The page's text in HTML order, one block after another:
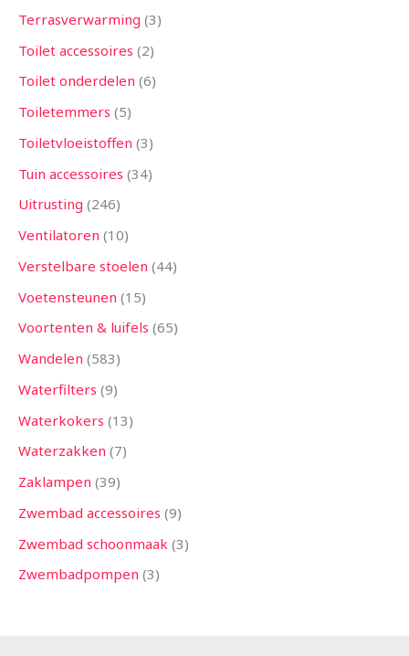
Terrasverwarming 3
Toilet accessoires 2
Toilet onderdelen 6
Toiletemmers 5
Toiletvloeistoffen 3
Tuin accessoires 34
Uitrusting 246
Ventilatoren 10
Verstelbare stoelen 44
Voetensteunen 15
Voortenten & luifels 65
Wandelen 583
Waterfilters 9
Waterkokers 13
Waterzakken 7
Zaklampen 39
Zwembad accessoires 9
Zwembad schoonmaak 3
Zwembadpompen 3